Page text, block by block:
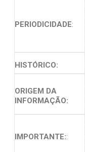
PERIODICIDADE:
HISTÓRICO:
ORIGEM DA
INFORMAÇÃO:
IMPORTANTE::